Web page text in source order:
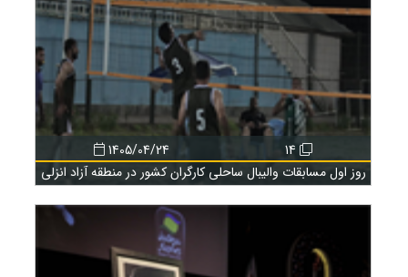
14
1405/04/24
روز اول مسابقات والیبال ساحلی کارگران کشور در منطقه آزاد انزلی